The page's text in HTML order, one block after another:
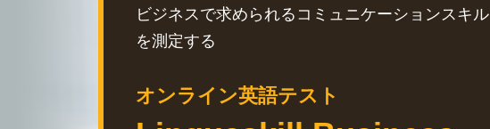
ビジネスで求められる コミュニケーションスキル
を測定する
オンライン英語テスト